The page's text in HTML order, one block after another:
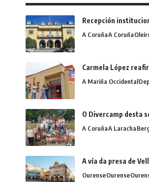
Recepción
A CoruñaA Coruña
Carmela López
A Mariña Occidental
O Divercamp desta
A CoruñaA Laracha
A vía da presa de
OurenseOurense